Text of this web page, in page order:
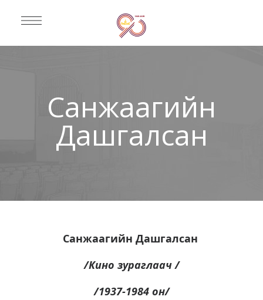
Санжаагийн
Дашгалсан
Санжаагийн Дашгалсан
/Кино зураглаач /
/1937-1984 он/